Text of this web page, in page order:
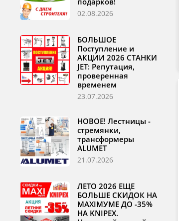
02.08.2026
БОЛЬШОЕ
Поступление и
АКЦИИ 2026 СТАНКИ
JET: Репутация,
проверенная
временем
23.07.2026
НОВОЕ! Лестницы -
стремянки,
трансформеры
ALUMET
21.07.2026
ЛЕТО 2026 ЕЩЕ
БОЛЬШЕ СКИДОК НА
MAXIМУМЕ ДО -35%
НА KNIPEX.